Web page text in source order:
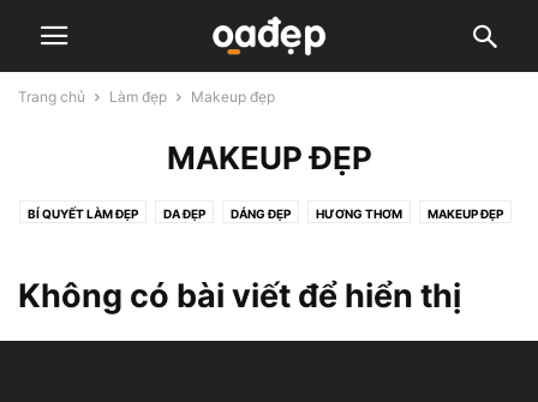
Trang chủ Làm đẹp Makeup đẹp
MAKEUP ĐẸP
BÍ QUYẾT LÀM ĐẸP DA ĐẸP DÁNG ĐẸP HƯƠNG THƠM MAKEUP ĐẸP
Không có bài viết để hiển thị